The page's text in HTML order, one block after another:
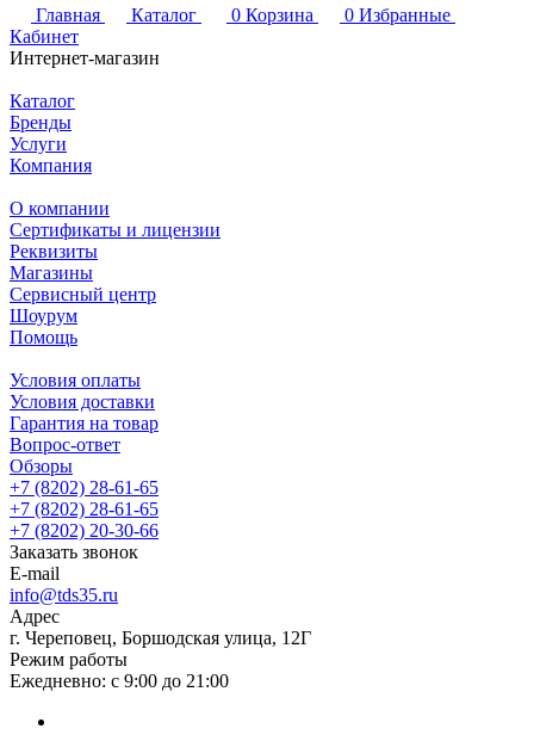
Главная
Каталог 0 Корзина 0 Избранные
Кабинет
Интернет-магазин
Каталог
Бренды
Услуги
Компания
О компании
Сертификаты и лицензии
Реквизиты
Магазины
Сервисный центр
Шоурум
Помощь
Условия оплаты
Условия доставки
Гарантия на товар
Вопрос-ответ
Обзоры
+7 (8202) 28‑61-65
+7 (8202) 28‑61-65
+7 (8202) 20‑30-66
Заказать звонок
E-mail
info@tds35.ru
Адрес
г. Череповец, Боршодская улица, 12Г
Режим работы
Ежедневно: с 9:00 до 21:00